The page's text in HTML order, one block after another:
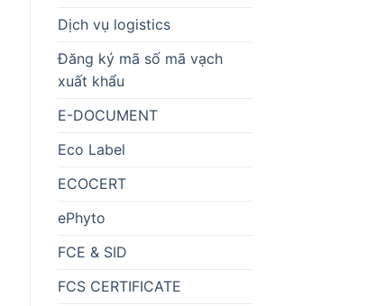
Dịch vụ logistics
Đăng ký mã số mã vạch
xuất khẩu
E-DOCUMENT
Eco Label
ECOCERT
ePhyto
FCE & SID
FCS CERTIFICATE